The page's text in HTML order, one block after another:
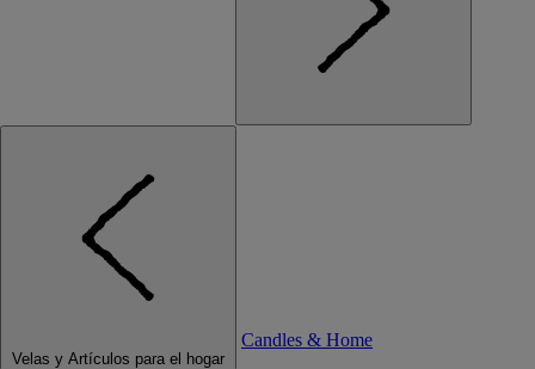
Velas y Artículos para el hogar
Candles & Home